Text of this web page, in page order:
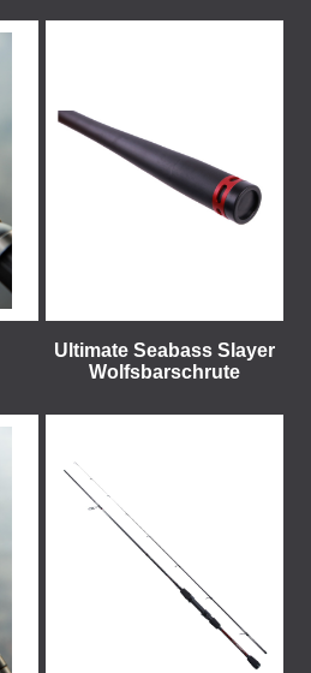
Ultimate Seabass Slayer
Wolfsbarschrute